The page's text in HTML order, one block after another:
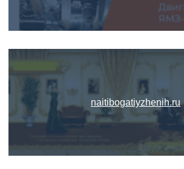
naitibogatiyzhenih.ru